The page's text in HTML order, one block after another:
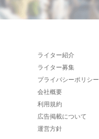
ライター紹介
ライター募集
プライバシーポリシー
会社概要
利用規約
広告掲載について
運営方針